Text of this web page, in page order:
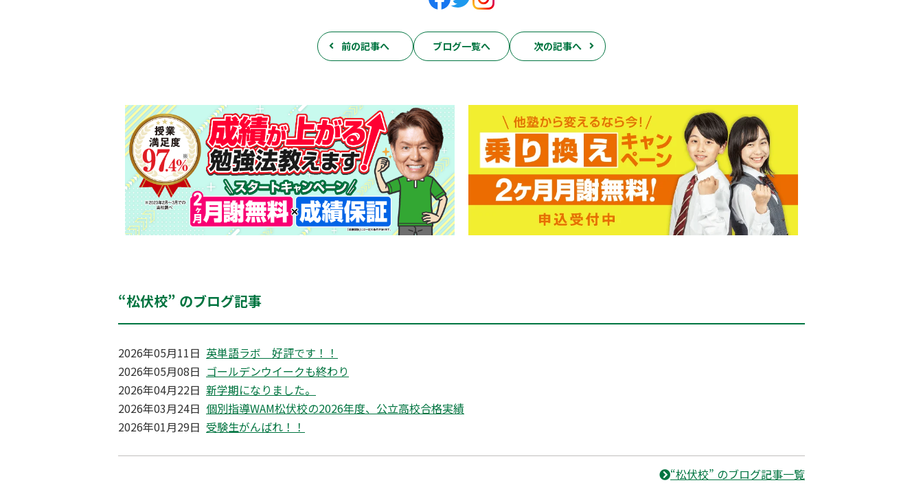
前の記事へ ブログ一覧へ 次の記事へ
“松伏校” のブログ記事
2026年05月11日 英単語ラボ 好評です！！
2026年05月08日 ゴールデンウイークも終わり
2026年04月22日 新学期になりました。
2026年03月24日 個別指導WAM松伏校の2026年度、公立高校合格実績
2026年01月29日 受験生がんばれ！！
“松伏校” のブログ記事一覧